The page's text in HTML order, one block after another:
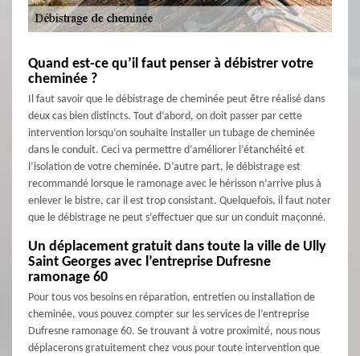
Quand est-ce qu’il faut penser à débistrer votre
cheminée ?
Il faut savoir que le débistrage de cheminée peut être réalisé dans
deux cas bien distincts. Tout d’abord, on doit passer par cette
intervention lorsqu’on souhaite installer un tubage de cheminée
dans le conduit. Ceci va permettre d’améliorer l’étanchéité et
l’isolation de votre cheminée. D’autre part, le débistrage est
recommandé lorsque le ramonage avec le hérisson n’arrive plus à
enlever le bistre, car il est trop consistant. Quelquefois, il faut noter
que le débistrage ne peut s’effectuer que sur un conduit maçonné.
Un déplacement gratuit dans toute la ville de Ully
Saint Georges avec l’entreprise Dufresne
ramonage 60
Pour tous vos besoins en réparation, entretien ou installation de
cheminée, vous pouvez compter sur les services de l’entreprise
Dufresne ramonage 60. Se trouvant à votre proximité, nous nous
déplacerons gratuitement chez vous pour toute intervention que